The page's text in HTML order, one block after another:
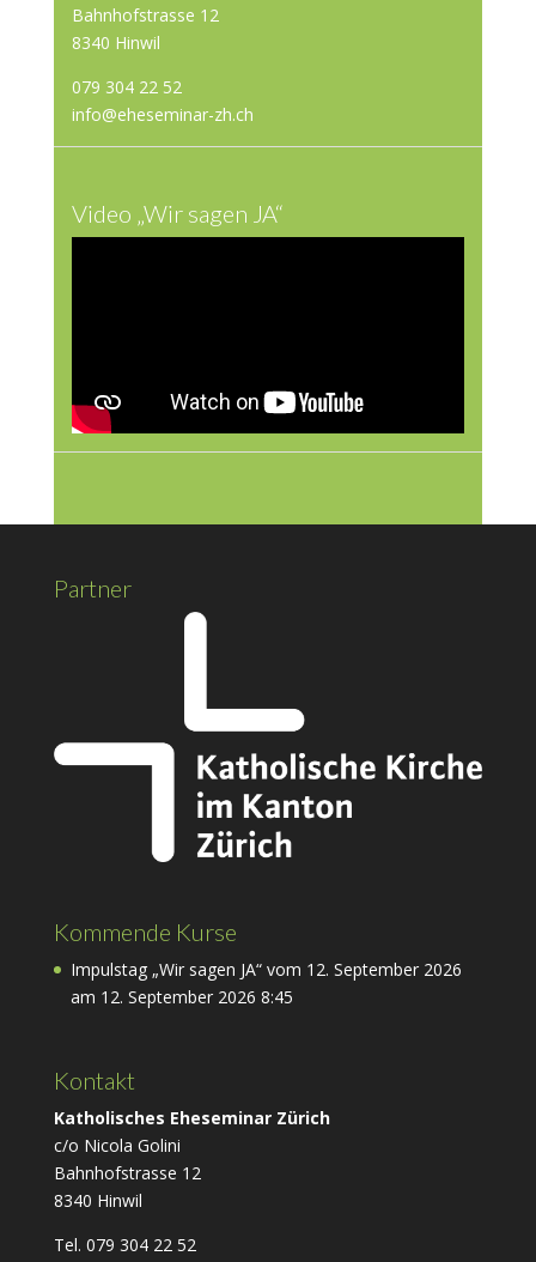
Bahnhofstrasse 12
8340 Hinwil
079 304 22 52
info@eheseminar-zh.ch
Video „Wir sagen JA“
Partner
Kommende Kurse
Impulstag „Wir sagen JA“ vom 12. September 2026
am 12. September 2026 8:45
Kontakt
Katholisches Eheseminar Zürich
c/o Nicola Golini
Bahnhofstrasse 12
8340 Hinwil
Tel. 079 304 22 52